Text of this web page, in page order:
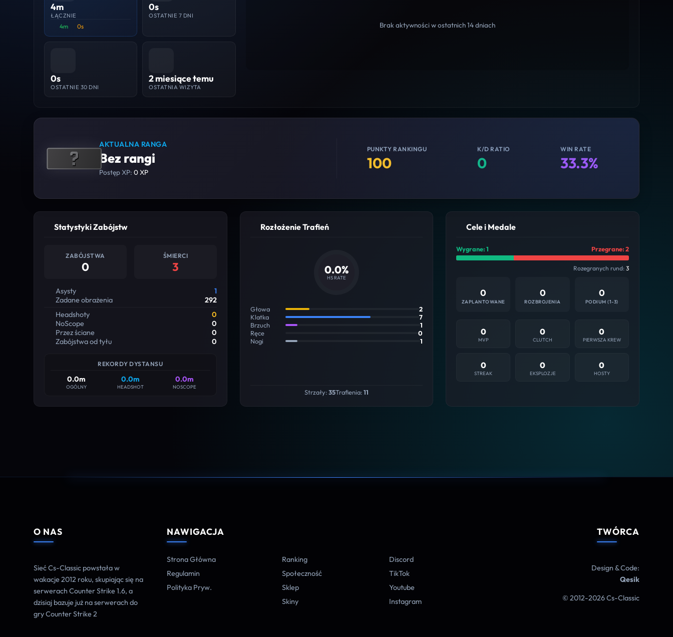
4m
ŁĄCZNIE
4m 0s
0s
OSTATNIE 7 DNI
0s
OSTATNIE 30 DNI
2 miesiące temu
OSTATNIA WIZYTA
Brak aktywności w ostatnich 14 dniach
AKTUALNA RANGA
Bez rangi
Postęp XP:0 XP
PUNKTY RANKINGU
100
K/D RATIO
0
WIN RATE
33.3%
Statystyki Zabójstw
ZABÓJSTWA
0
ŚMIERCI
3
Asysty
1
Zadane obrażenia
292
Headshoty
0
NoScope
0
Przez ściane
0
Zabójstwa od tyłu
0
REKORDY DYSTANSU
0.0m
OGÓLNY
0.0m
HEADSHOT
0.0m
NOSCOPE
Rozłożenie Trafień
0.0%
HS RATE
Głowa
2
Klatka
7
Brzuch
1
Ręce
0
Nogi
1
Strzały:35Trafienia:11
Cele i Medale
Wygrane: 1 Przegrane: 2
Rozegranych rund: 3
0
ZAPLANTOWANE
0
ROZBROJENIA
0
PODIUM (1-3)
0
MVP
0
CLUTCH
0
PIERWSZA KREW
0
STREAK
0
EKSPLOZJE
0
HOSTY
O NAS
Sieć Cs-Classic powstała w
wakacje 2012 roku, skupiając się na
serwerach Counter Strike 1.6, a
dzisiaj bazuje już na serwerach do
gry Counter Strike 2
NAWIGACJA
Strona Główna
Regulamin
Polityka Pryw.
Ranking
Społeczność
Sklep
Skiny
Discord
TikTok
Youtube
Instagram
TWÓRCA
Design & Code:
Qesik
© 2012-2026 Cs-Classic